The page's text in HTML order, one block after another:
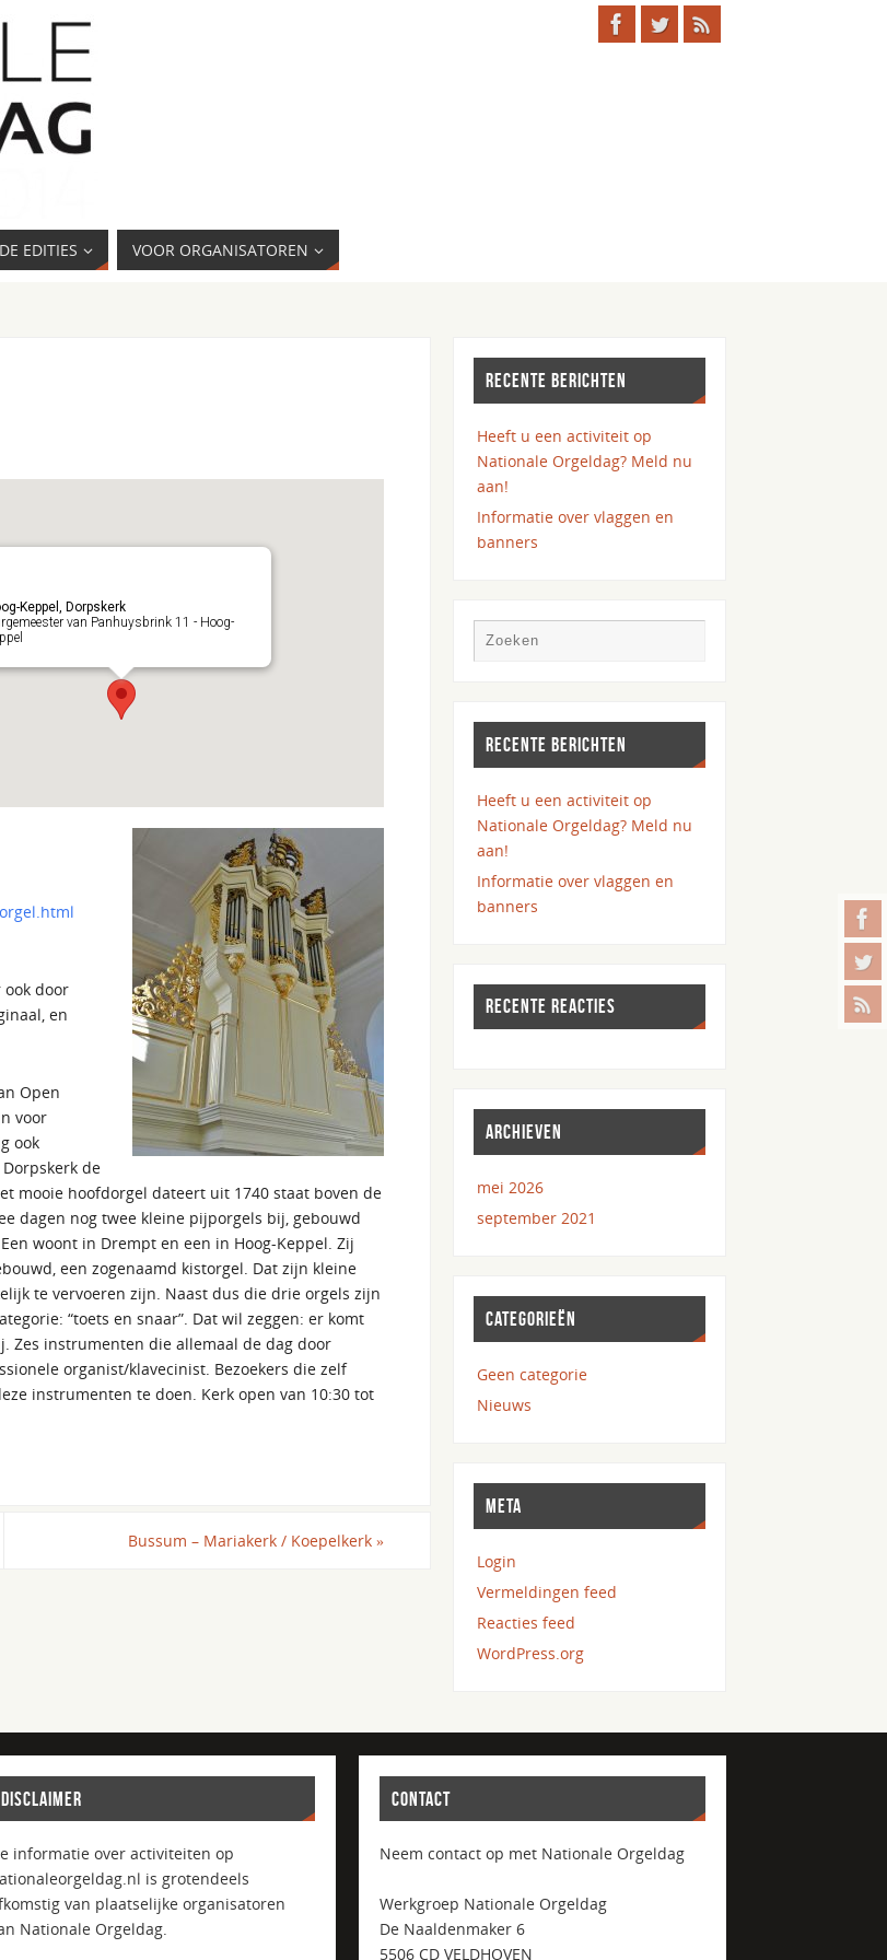
EDITIES VOOR ORGANISATOREN
Keppel, Dorpskerk
van Panhuysbrink 11 - Hoog-
door
en
Open
voor
ook
de
mooie hoofdorgel dateert uit 1740 staat boven de
dagen nog twee kleine pijporgels bij, gebouwd
woont in Drempt en een in Hoog-Keppel. Zij
een zogenaamd kistorgel. Dat zijn kleine
te vervoeren zijn. Naast dus die drie orgels zijn
“toets en snaar”. Dat wil zeggen: er komt
Zes instrumenten die allemaal de dag door
organist/klavecinist. Bezoekers die zelf
instrumenten te doen. Kerk open van 10:30 tot
Bussum – Mariakerk / Koepelkerk »
RECENTE BERICHTEN
Heeft u een activiteit op
Nationale Orgeldag? Meld nu
aan!
Informatie over vlaggen en
banners
RECENTE BERICHTEN
Heeft u een activiteit op
Nationale Orgeldag? Meld nu
aan!
Informatie over vlaggen en
banners
RECENTE REACTIES
ARCHIEVEN
mei 2026
september 2021
CATEGORIEËN
Geen categorie
Nieuws
META
Login
Vermeldingen feed
Reacties feed
WordPress.org
DISCLAIMER
informatie over activiteiten op
is grotendeels
van plaatselijke organisatoren
Nationale Orgeldag.
CONTACT
Neem contact op met Nationale Orgeldag
Werkgroep Nationale Orgeldag
De Naaldenmaker 6
5506 CD VELDHOVEN